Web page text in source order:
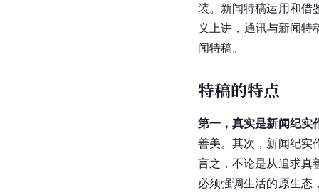
装。新闻特稿运用和借
义上讲，通讯与新闻特
闻特稿。
特稿的特点
第一，真实是新闻纪实
善美。其次，新闻纪实
言之，不论是从追求真
必须强调生活的原生态